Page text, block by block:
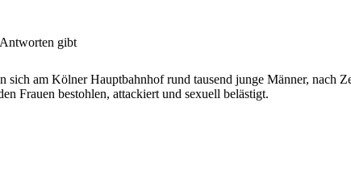
gibt
sich am Kölner Hauptbahnhof rund tausend junge Männer, nach
Frauen bestohlen, attackiert und sexuell belästigt.